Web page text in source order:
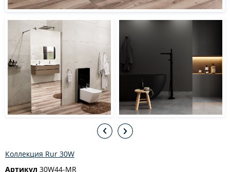
Коллекция Rur 30W
Артикул 30W44-MR